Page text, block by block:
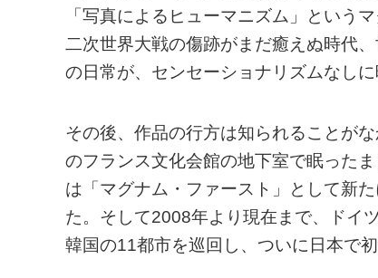
「写真によるヒューマニズム」という
二次世界大戦の傷跡がまだ癒えぬ時代
の日常が、センセーショナリズムなしに
その後、作品の行方は知られることが
のフランス文化会館の地下室で眠った
は「マグナム・ファースト」として新
た。そして2008年より現在まで、ドイ
韓国の11都市を巡回し、ついに日本で初